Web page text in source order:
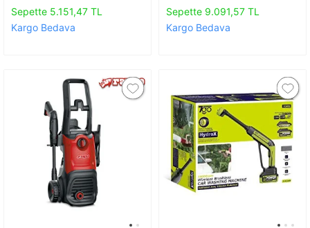
Sepette 5.151,47 TL
Kargo Bedava
Sepette 9.091,57 TL
Kargo Bedava